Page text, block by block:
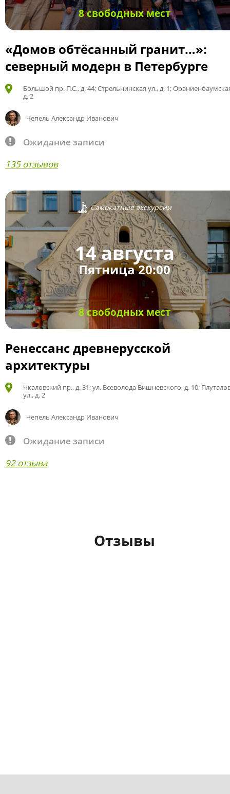
8 свободных мест
«Домов обтёсанный гранит…»:
северный модерн в Петербурге
Большой пр. П.С., д. 44; Стрельнинская ул., д. 1;
д. 2
Чепель Александр Иванович
Ожидание записи
135 отзывов
Самокатные экскурсии
14 августа
Пятница 20:00
8 свободных мест
Ренессанс древнерусской
архитектуры
Чкаловский пр., д. 31; ул. Всеволода Вишневского, д. 10;
ул., д. 2
Чепель Александр Иванович
Ожидание записи
92 отзыва
Отзывы